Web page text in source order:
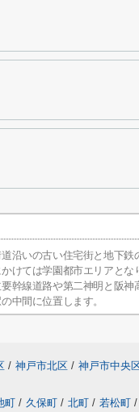
沿いの古い住宅街と地下
けては学園都市エリアと
幹線道路や第二神明と阪
中間に位置します。
/ 神戸市北区 / 神戸市中央
町 / 久保町 / 北町 / 若松町 /